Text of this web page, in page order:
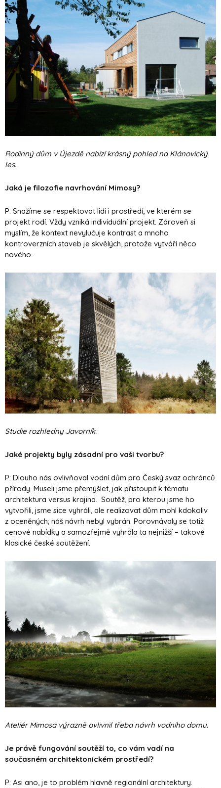
Rodinný dům v Újezdě nabízí krásný pohled na Klánovický
les.
Jaká je filozofie navrhování Mimosy?
P: Snažíme se respektovat lidi i prostředí, ve kterém se
projekt rodí. Vždy vzniká individuální projekt. Zároveň si
myslím, že kontext nevylučuje kontrast a mnoho
kontroverzních staveb je skvělých, protože vytváří něco
nového.
Studie rozhledny Javorník.
Jaké projekty byly zásadní pro vaši tvorbu?
P: Dlouho nás ovlivňoval vodní dům pro Český svaz ochránců
přírody. Museli jsme přemýšlet, jak přistoupit k tématu
architektura versus krajina. Soutěž, pro kterou jsme ho
vytvořili, jsme sice vyhráli, ale realizovat dům mohl kdokoliv
z oceněných; náš návrh nebyl vybrán. Porovnávaly se totiž
cenové nabídky a samozřejmě vyhrála ta nejnižší – takové
klasické české soutěžení.
Ateliér Mimosa výrazně ovlivnil třeba návrh vodního domu.
Je právě fungování soutěží to, co vám vadí na
současném architektonickém prostředí?
P: Asi ano, je to problém hlavně regionální architektury.